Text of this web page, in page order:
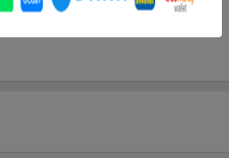
方面の要望に応え講演やセミナーで